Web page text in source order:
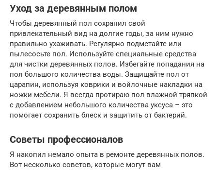
Уход за деревянным полом
Чтобы деревянный пол сохранил свой
привлекательный вид на долгие годы, за ним нужно
правильно ухаживать. Регулярно подметайте или
пылесосьте пол. Используйте специальные средства
для чистки деревянных полов. Избегайте попадания на
пол большого количества воды. Защищайте пол от
царапин, используя коврики и войлочные накладки на
ножки мебели. Я всегда протираю пол влажной тряпкой
с добавлением небольшого количества уксуса – это
помогает сохранить блеск и защитить от бактерий.
Советы профессионалов
Я накопил немало опыта в ремонте деревянных полов.
Вот несколько советов, которые могут вам